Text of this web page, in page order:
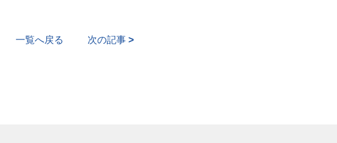
一覧へ戻る 次の記事 >